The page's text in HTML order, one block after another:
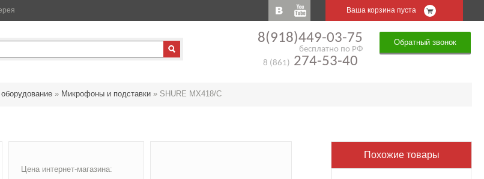
Ваша корзина пуста
8(918)449-03-75
бесплатно по РФ
8 (861) 274-53-40
Обратный звонок
» Микрофоны и подставки » SHURE MX418/C
Цена интернет-магазина:
Похожие товары